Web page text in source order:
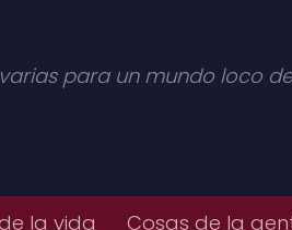
para un mundo loco
la vida Cosas de la